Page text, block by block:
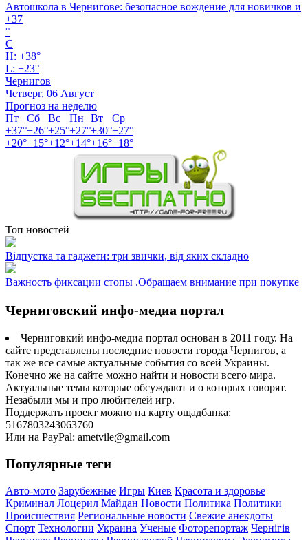
Автошкола в Чернигове: безопасное вождение для новичков и
+37
°
C
H: +38°
L: +23°
Чернигов
Четверг, 06 Август
Прогноз на неделю
Пт
Сб Вс Пн Вт
Ср
+37°+26°+25°+27°+30°+27°
+20°+15°+12°+14°+16°+18°
Топ новостей
Відпустка та гаджети: три звички, від яких складно
Важность фиксации стопы .Обращаем внимание при покупке
Черниговский инфо-медиа портал
Черниговкий инфо-медиа портал основан в 2011 году. На
сайте представлены последние новости города Чернигов, а
так же все самые актуальные события со всей Украины.
Конечно же на сайте можно найти и новости всего мира.
Актуальные темы которые обсуждают и о которых говорят.
Незабыли мы и про любителей игр.
Поддержать проект можно на карту ощадбанка:
5167803243063760
Или на PayPal: ametvile@gmail.com
Популярные теги
Авто-мото Зарубежные Игры Киев Красота и здоровье
Криминал Лоцерил Майдан Новости Политика Политики
Происшествия Региональные новости Свежие анекдоты
Спорт Технологии Украина Ученые Фоторепортаж Чернігів